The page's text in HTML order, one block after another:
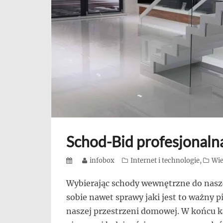
się,
uczą
innych
przedsiębiorczości
Schod-Bid
PostedAuthor
infobox Categories
Internet i technologie,
Wybierając schody wewnętrzne do
sobie nawet sprawy jaki jest to ważny
naszej przestrzeni domowej. W końcu